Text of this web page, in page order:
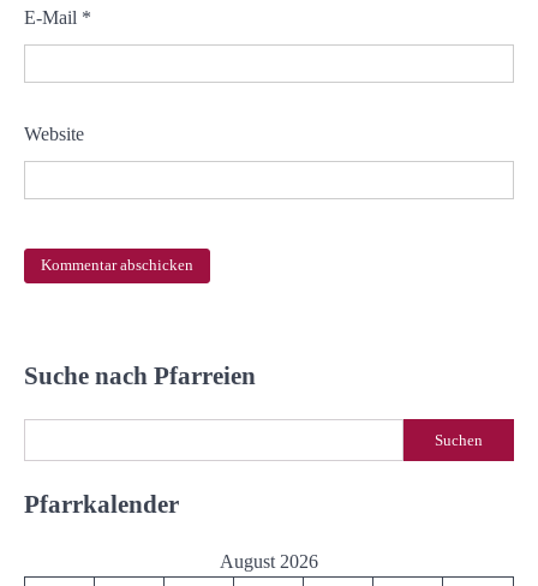
E-Mail *
Website
Suche nach Pfarreien
Suchen
Pfarrkalender
August 2026